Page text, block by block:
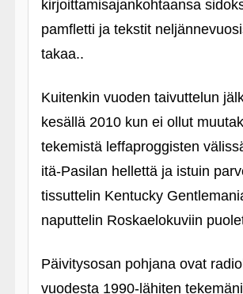
kirjoittamisajankohtaansa
pamfletti ja tekstit
takaa..
Kuitenkin vuoden taivuttelun
kesällä 2010 kun ei ollut
tekemistä leffaproggisten
itä-Pasilan hellettä ja istuin
tissuttelin Kentucky
naputtelin Roskaelokuviin
Päivitysosan pohjana ovat
vuodesta 1990-lähiten tekemäni